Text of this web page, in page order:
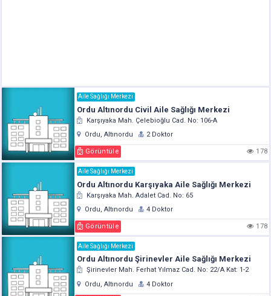
Aile Sağlığı Merkezi
Ordu Altınordu Civil Aile Sağlığı Merkezi
Karşıyaka Mah. Çelebioğlu Cad. No: 106-A
Ordu, Altınordu
2 Doktor
Görüntüle 178
Aile Sağlığı Merkezi
Ordu Altınordu Karşıyaka Aile Sağlığı Merkezi
Karşıyaka Mah. Adalet Cad. No: 65
Ordu, Altınordu
4 Doktor
Görüntüle 178
Aile Sağlığı Merkezi
Ordu Altınordu Şirinevler Aile Sağlığı Merkezi
Şirinevler Mah. Ferhat Yılmaz Cad. No: 22/A Kat: 1-2
Ordu, Altınordu
4 Doktor